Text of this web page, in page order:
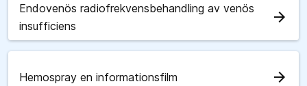
Endovenös radiofrekvensbehandling av venös
insufficiens
arrow_forward
Hemospray en informationsfilm arrow_forward